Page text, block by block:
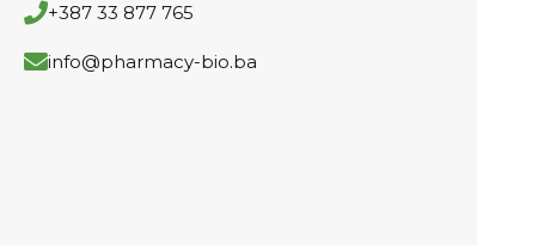
+387 33 877 765
info@pharmacy-bio.ba